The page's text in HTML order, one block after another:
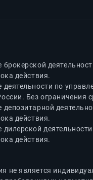
брокерской
действия.
деятельности по
Без ограничения
депозитарной
действия.
дилерской
действия.
не является